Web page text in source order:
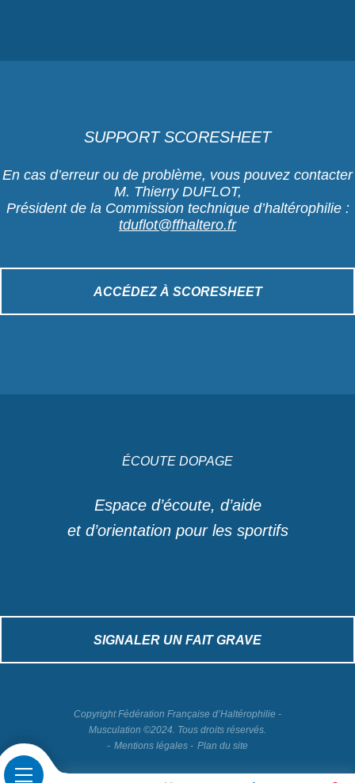
SUPPORT SCORESHEET
En cas d’erreur ou de problème, vous pouvez contacter
M. Thierry DUFLOT,
Président de la Commission technique d’haltérophilie :
tduflot@ffhaltero.fr
ACCÉDEZ À SCORESHEET
ÉCOUTE DOPAGE
Espace d’écoute, d’aide
et d’orientation pour les sportifs
SIGNALER UN FAIT GRAVE
Copyright Fédération Française d’Haltérophilie -
Musculation ©2024. Tous droits réservés.
Mentions légales
Plan du site